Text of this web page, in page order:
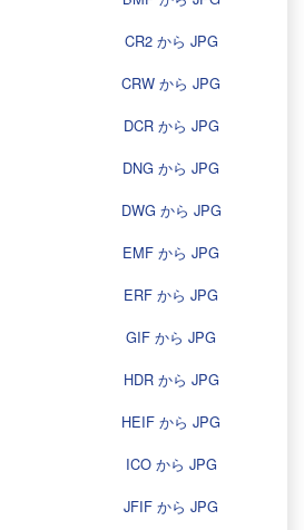
CR2 から JPG
CRW から JPG
DCR から JPG
DNG から JPG
DWG から JPG
EMF から JPG
ERF から JPG
GIF から JPG
HDR から JPG
HEIF から JPG
ICO から JPG
JFIF から JPG